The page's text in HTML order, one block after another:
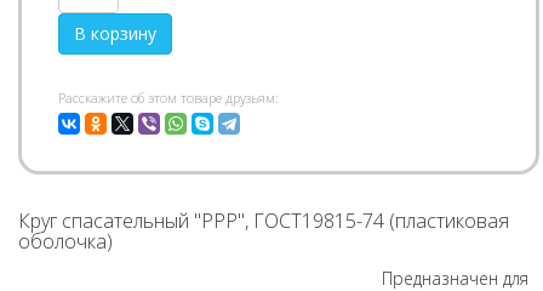
Pасскажите об этом товаре друзьям:
Круг спасательный "РРР", ГОСТ19815-74 (пластиковая
оболочка)
Предназначен для